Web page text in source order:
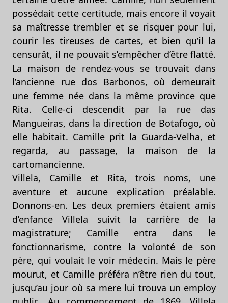
possédait cette certitude, mais encore il voyait
sa maîtresse trembler et se risquer pour lui,
courir les tireuses de cartes, et bien qu’il la
censurât, il ne pouvait s’empêcher d’être flatté.
La maison de rendez-vous se trouvait dans
l’ancienne rue dos Barbonos, où demeurait
une femme née dans la même province que
Rita. Celle-ci descendit par la rue das
Mangueiras, dans la direction de Botafogo, où
elle habitait. Camille prit la Guarda-Velha, et
regarda, au passage, la maison de la
cartomancienne.
Villela, Camille et Rita, trois noms, une
aventure et aucune explication préalable.
Donnons-en. Les deux premiers étaient amis
d’enfance Villela suivit la carrière de la
magistrature; Camille entra dans le
fonctionnarisme, contre la volonté de son
père, qui voulait le voir médecin. Mais le père
mourut, et Camille préféra n’être rien du tout,
jusqu’au jour où sa mere lui trouva un employ